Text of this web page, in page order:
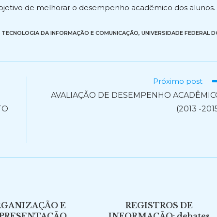
de melhorar o desempenho acadêmico dos alunos.
TECNOLOGIA DA INFORMAÇÃO E COMUNICAÇÃO, UNIVERSIDADE FEDERAL
Próximo post
AVALIAÇÃO DE DESEMPENHO
(2013 -
E
REGISTROS DE